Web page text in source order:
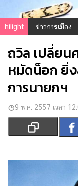
ตรวจ
หวย
บอล
สด
การ
เงิน
ศึกษา
hilight ข่าวการเมือง
ถวิล เปลี่ยน
หมัดน็อก ยิ่
การนายกฯ
9 พ.ค. 2557 เวลา